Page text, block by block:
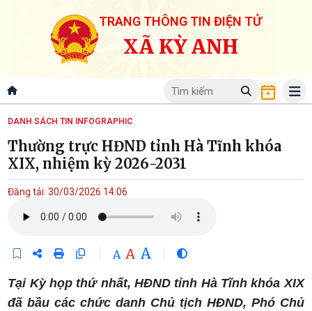
TRANG THÔNG TIN ĐIỆN TỬ
XÃ KỲ ANH
DANH SÁCH TIN INFOGRAPHIC
Thường trực HĐND tỉnh Hà Tĩnh khóa
XIX, nhiệm kỳ 2026-2031
Đăng tải: 30/03/2026 14:06
A A A
Tại Kỳ họp thứ nhất, HĐND tỉnh Hà Tĩnh khóa XIX
đã bầu các chức danh Chủ tịch HĐND, Phó Chủ